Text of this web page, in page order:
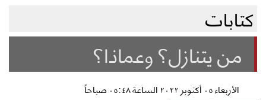
كتابات
من يتنازل؟ وعماذا؟
الأربعاء ٠٥ أكتوبر ٢٠٢٢ الساعة ٠٥:٤٨ صباحاً